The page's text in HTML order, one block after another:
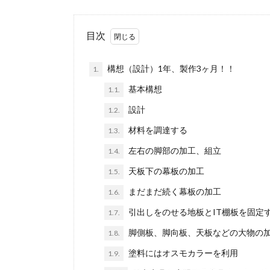
目次
1. 構想（設計）1年、製作3ヶ月！！
1.1. 基本構想
1.2. 設計
1.3. 材料を調達する
1.4. 左右の脚部の加工、組立
1.5. 天板下の幕板の加工
1.6. まだまだ続く幕板の加工
1.7. 引出しをのせる地板とIT棚板を固定
1.8. 脚側板、脚向板、天板などの大物の
1.9. 塗料にはオスモカラーを利用